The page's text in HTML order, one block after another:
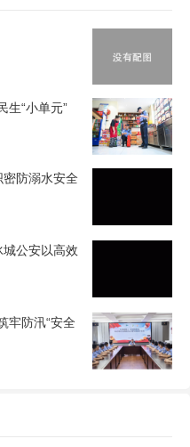
生“小单元”
防溺水安全
公安以高效
牢防汛“安全